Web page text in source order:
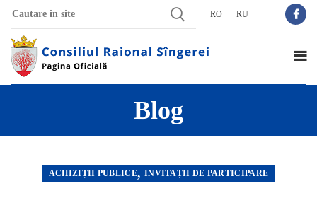
RO RU
Blog
ACHIZIȚII PUBLICE, INVITAȚII DE PARTICIPARE